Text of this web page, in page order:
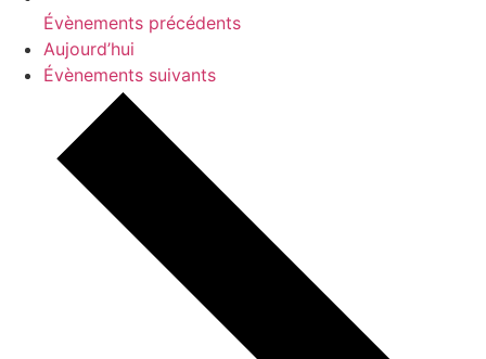
Évènements précédents
Aujourd’hui
Évènements suivants